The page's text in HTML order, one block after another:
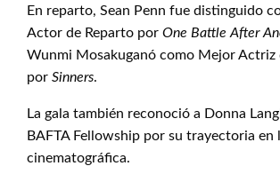
En reparto, Sean Penn fue distinguido
Actor de Reparto por One Battle After
Wunmi Mosakuganó como Mejor Actriz
por Sinners.
La gala también reconoció a Donna
BAFTA Fellowship por su trayectoria en
cinematográfica.